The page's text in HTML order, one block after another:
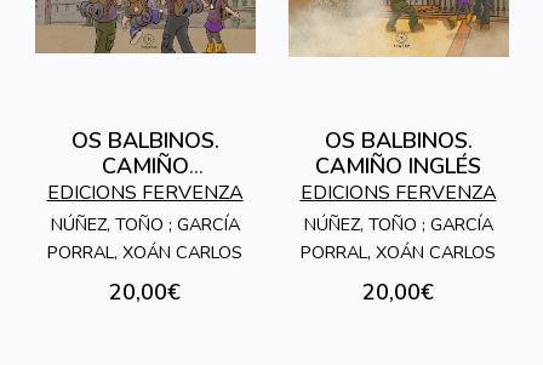
OS BALBINOS.
CAMIÑO
PORTUGUÉS
EDICIONS FERVENZA
NÚÑEZ, TOÑO ; GARCÍA
PORRAL, XOÁN CARLOS
20,00€
OS BALBINOS.
CAMIÑO INGLÉS
EDICIONS FERVENZA
NÚÑEZ, TOÑO ; GARCÍA
PORRAL, XOÁN CARLOS
20,00€